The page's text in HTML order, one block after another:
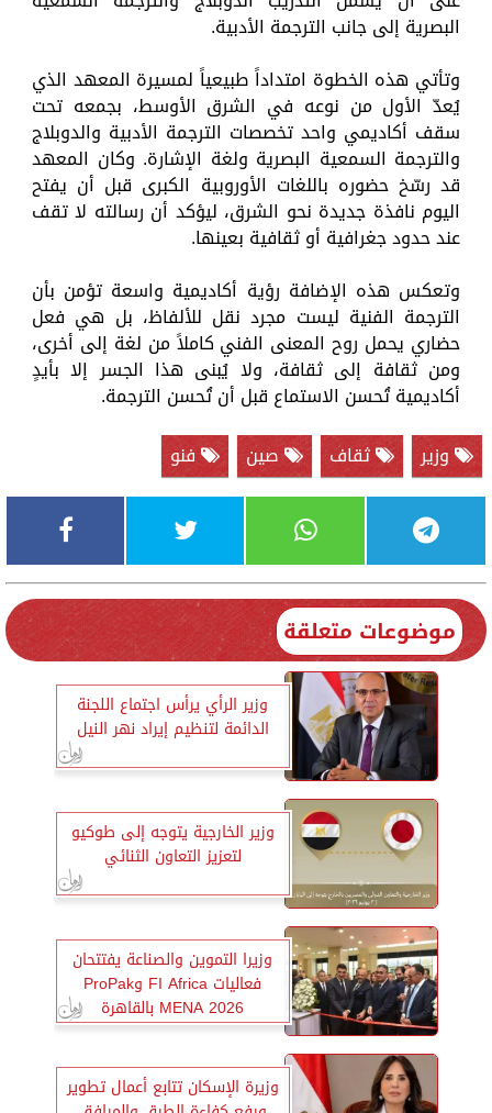
البصرية إلى جانب الترجمة الأدبية.
وتأتي هذه الخطوة امتداداً طبيعياً لمسيرة المعهد الذي
يُعدّ الأول من نوعه في الشرق الأوسط، بجمعه تحت
سقف أكاديمي واحد تخصصات الترجمة الأدبية والدوبلاج
والترجمة السمعية البصرية ولغة الإشارة. وكان المعهد
قد رسّخ حضوره باللغات الأوروبية الكبرى قبل أن يفتح
اليوم نافذة جديدة نحو الشرق، ليؤكد أن رسالته لا تقف
عند حدود جغرافية أو ثقافية بعينها.
وتعكس هذه الإضافة رؤية أكاديمية واسعة تؤمن بأن
الترجمة الفنية ليست مجرد نقل للألفاظ، بل هي فعل
حضاري يحمل روح المعنى الفني كاملاً من لغة إلى أخرى،
ومن ثقافة إلى ثقافة، ولا يُبنى هذا الجسر إلا بأيدٍ
أكاديمية تُحسن الاستماع قبل أن تُحسن الترجمة.
وزير
ثقاف صين فنو
موضوعات متعلقة
وزير الرأي يرأس اجتماع اللجنة
الدائمة لتنظيم إيراد نهر النيل
وزير الخارجية يتوجه إلى طوكيو
لتعزيز التعاون الثنائي
وزيرا التموين والصناعة يفتتحان
فعاليات FI Africa وProPak
MENA 2026 بالقاهرة
وزيرة الإسكان تتابع أعمال تطوير